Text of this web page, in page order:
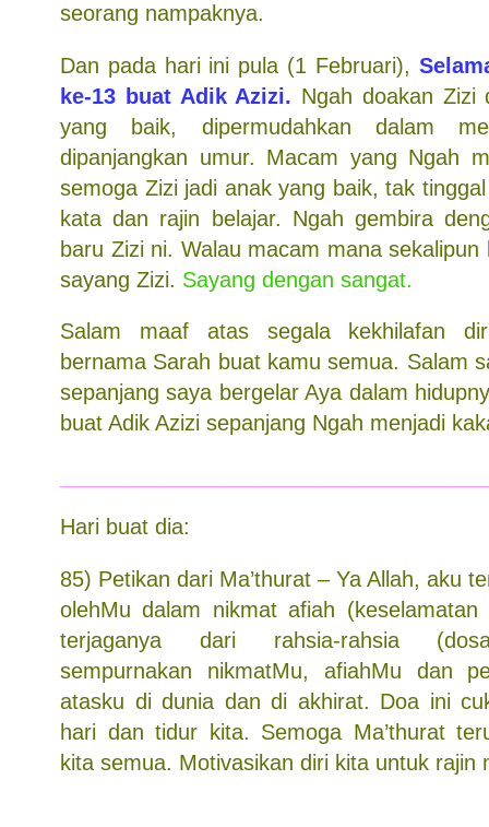
seorang nampaknya.
Dan pada hari ini pula (1 Februari),
ke-13 buat Adik Azizi. Ngah doakan Zizi
yang baik, dipermudahkan dalam
dipanjangkan umur. Macam yang Ngah
semoga Zizi jadi anak yang baik, tak
kata dan rajin belajar. Ngah gembira
baru Zizi ni. Walau macam mana sekalipun
sayang Zizi. Sayang dengan sangat.
Salam maaf atas segala kekhilafan
bernama Sarah buat kamu semua. Salam
sepanjang saya bergelar Aya dalam
buat Adik Azizi sepanjang Ngah menjadi
Hari buat dia:
85) Petikan dari Ma’thurat – Ya Allah, aku
olehMu dalam nikmat afiah
terjaganya dari rahsia-rahsia
sempurnakan nikmatMu, afiahMu dan
atasku di dunia dan di akhirat. Doa ini
hari dan tidur kita. Semoga Ma’thurat
kita semua. Motivasikan diri kita untuk rajin